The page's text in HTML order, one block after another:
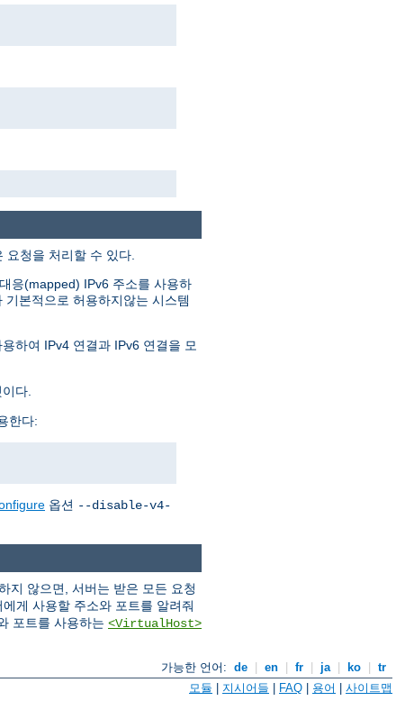
청을 처리할 수 있다.
응(mapped) IPv6 주소를 사용하
본적으로 허용하지않는 시스템
하여 IPv4 연결과 IPv6 연결을 모
다.
한다:
옵션 --disable-v4-
지 않으면, 서버는 받은 모든 요청
게 사용할 주소와 포트를 알려줘
포트를 사용하는 <VirtualHost>
가능한 언어: de en fr ja ko
tr
모듈 지시어들 FAQ 용어 사이트맵